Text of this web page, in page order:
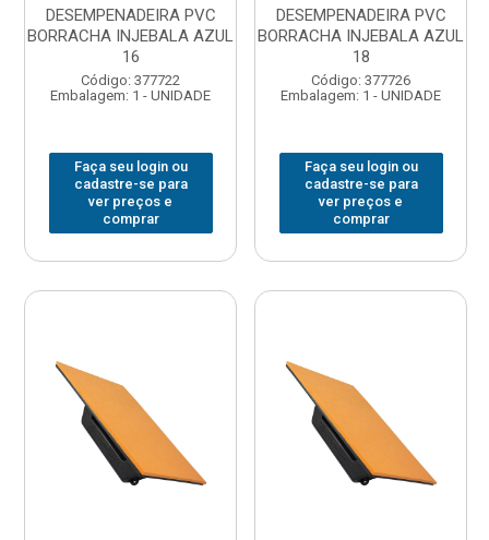
DESEMPENADEIRA PVC
BORRACHA INJEBALA AZUL
16
Código: 377722
Embalagem: 1 - UNIDADE
Faça seu login ou
cadastre-se para
ver preços e
comprar
DESEMPENADEIRA PVC
BORRACHA INJEBALA AZUL
18
Código: 377726
Embalagem: 1 - UNIDADE
Faça seu login ou
cadastre-se para
ver preços e
comprar